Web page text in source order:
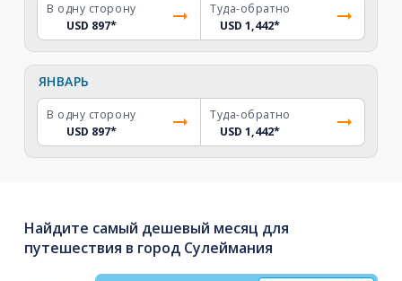
В одну сторону
USD 897*
Туда-обратно
USD 1,442*
ЯНВАРЬ
В одну сторону
USD 897*
Туда-обратно
USD 1,442*
Найдите самый дешевый месяц для
путешествия в город Сулеймания